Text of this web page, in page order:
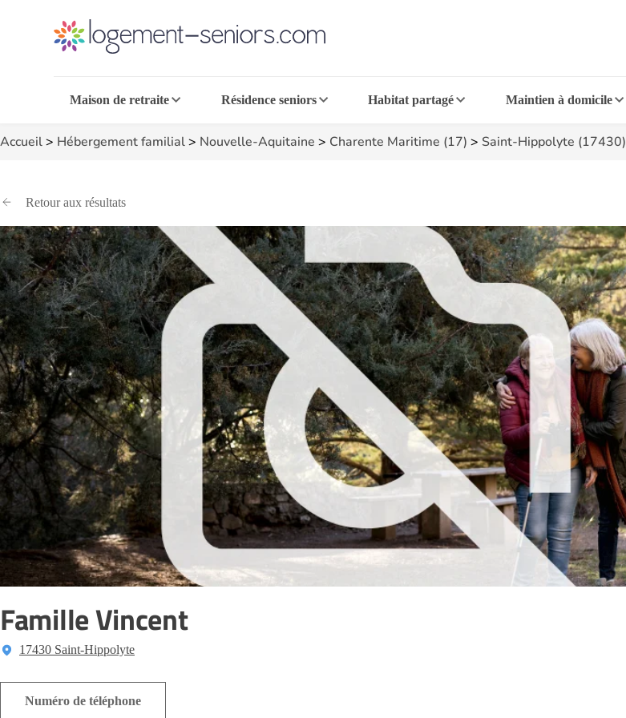
Maison de retraite Résidence seniors Habitat partagé Maintien à domicile
Accueil> Hébergement familial> Nouvelle-Aquitaine > Charente Maritime (17) > Saint-Hippolyte (17430)
Retour aux résultats
Famille Vincent
17430 Saint-Hippolyte
Numéro de téléphone